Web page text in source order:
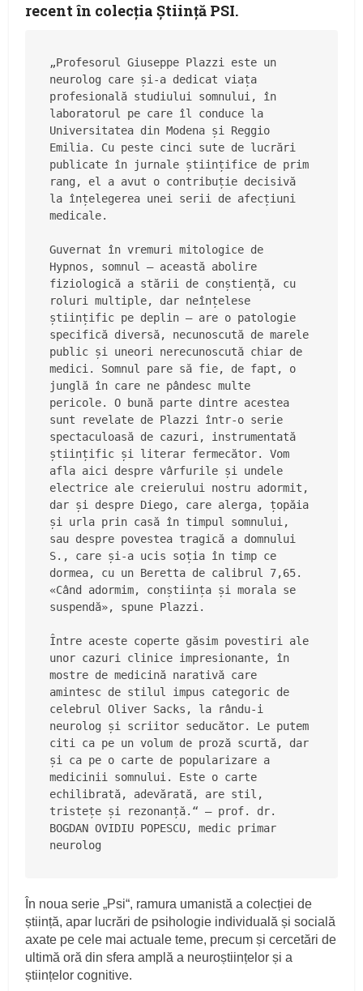
recent în colecția Știință PSI.
„Profesorul Giuseppe Plazzi este un
neurolog care și-a dedicat viața
profesională studiului somnului, în
laboratorul pe care îl conduce la
Universitatea din Modena și Reggio
Emilia. Cu peste cinci sute de lucrări
publicate în jurnale științifice de prim
rang, el a avut o contribuție decisivă
la înțelegerea unei serii de afecțiuni
medicale.
Guvernat în vremuri mitologice de
Hypnos, somnul – această abolire
fiziologică a stării de conștiență, cu
roluri multiple, dar neînțelese
științific pe deplin – are o patologie
specifică diversă, necunoscută de marele
public și uneori nerecunoscută chiar de
medici. Somnul pare să fie, de fapt, o
junglă în care ne pândesc multe
pericole. O bună parte dintre acestea
sunt revelate de Plazzi într-o serie
spectaculoasă de cazuri, instrumentată
științific și literar fermecător. Vom
afla aici despre vârfurile și undele
electrice ale creierului nostru adormit,
dar și despre Diego, care alerga, țopăia
și urla prin casă în timpul somnului,
sau despre povestea tragică a domnului
S., care și-a ucis soția în timp ce
dormea, cu un Beretta de calibrul 7,65.
«Când adormim, conștiința și morala se
suspendă», spune Plazzi.
Între aceste coperte găsim povestiri ale
unor cazuri clinice impresionante, în
mostre de medicină narativă care
amintesc de stilul impus categoric de
celebrul Oliver Sacks, la rându-i
neurolog și scriitor seducător. Le putem
citi ca pe un volum de proză scurtă, dar
și ca pe o carte de popularizare a
medicinii somnului. Este o carte
echilibrată, adevărată, are stil,
tristețe și rezonanță.“ — prof. dr.
BOGDAN OVIDIU POPESCU, medic primar
neurolog
În noua serie „Psi“, ramura umanistă a colecției de
știință, apar lucrări de psihologie individuală și socială
axate pe cele mai actuale teme, precum și cercetări de
ultimă oră din sfera amplă a neuroștiințelor și a
științelor cognitive.